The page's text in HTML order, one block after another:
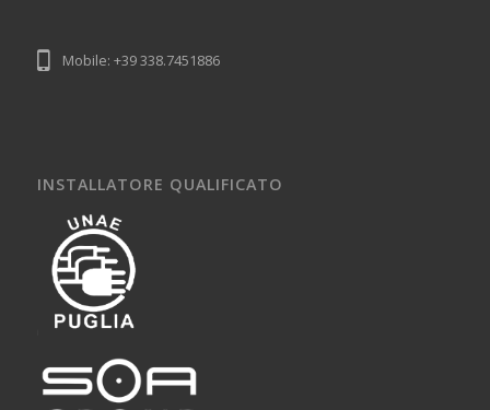
Mobile: +39 338.7451886
INSTALLATORE QUALIFICATO